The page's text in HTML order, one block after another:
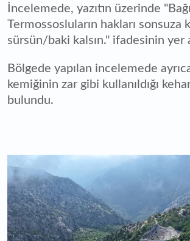
İncelemede, yazıtın üzerinde
Termossosluların hakları sonsuza
sürsün/baki kalsın." ifadesinin yer
Bölgede yapılan incelemede
kemiğinin zar gibi kullanıldığı
bulundu.